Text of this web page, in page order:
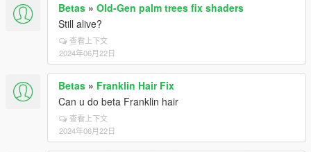
Betas » Old-Gen palm trees fix shaders
Still alive?
查看上下文
2024年06月22日
Betas » Franklin Hair Fix
Can u do beta Franklin hair
查看上下文
2024年06月22日